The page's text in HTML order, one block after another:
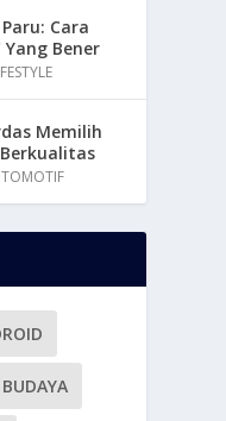
Cara
Yang Bener
Memilih
BUDAYA